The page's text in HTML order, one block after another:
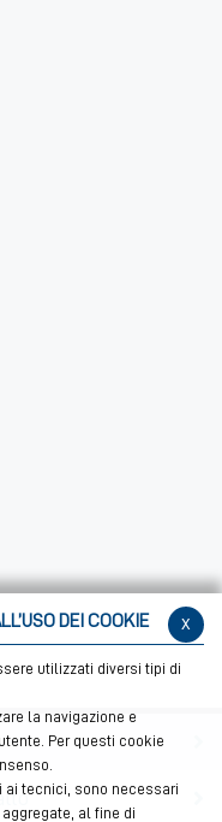
x
DEI COOKIE
utilizzati diversi tipi di
la navigazione e
Per questi cookie
ai tecnici, sono necessari
al fine di